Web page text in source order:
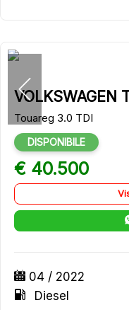
VOLKSWAGEN
Touareg 3.0 TDI
DISPONIBILE
€ 40.500
04 / 2022
Diesel